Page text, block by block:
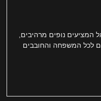
המציעים נופים מרהיבים,
לכל המשפחה והחובבים